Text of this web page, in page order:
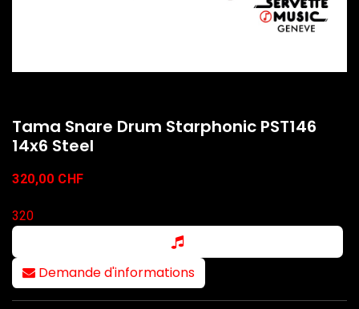
Tama Snare Drum Starphonic PST146
14x6 Steel
320,00 CHF
320
Demande d'informations